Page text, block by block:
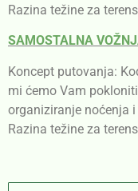
Razina težine za
SAMOSTALNA
Koncept putovanja:
mi ćemo Vam
organiziranje noćenja
Razina težine za